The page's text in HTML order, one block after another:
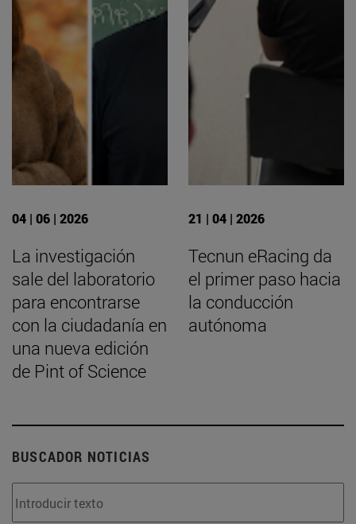
04 | 06 | 2026
La investigación
sale del laboratorio
para encontrarse
con la ciudadanía en
una nueva edición
de Pint of Science
21 | 04 | 2026
Tecnun eRacing da
el primer paso hacia
la conducción
autónoma
BUSCADOR NOTICIAS